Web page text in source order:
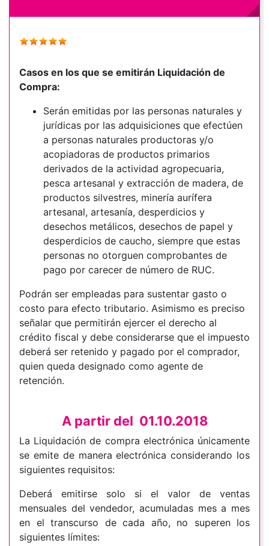
Casos en los que se emitirán Liquidación de
Compra:
Serán emitidas por las personas naturales y
jurídicas por las adquisiciones que efectúen
a personas naturales productoras y/o
acopiadoras de productos primarios
derivados de la actividad agropecuaria,
pesca artesanal y extracción de madera, de
productos silvestres, minería aurífera
artesanal, artesanía, desperdicios y
desechos metálicos, desechos de papel y
desperdicios de caucho, siempre que estas
personas no otorguen comprobantes de
pago por carecer de número de RUC.
Podrán ser empleadas para sustentar gasto o
costo para efecto tributario. Asimismo es preciso
señalar que permitirán ejercer el derecho al
crédito fiscal y debe considerarse que el impuesto
deberá ser retenido y pagado por el comprador,
quien queda designado como agente de
retención.
A partir del 01.10.2018
La Liquidación de compra electrónica únicamente
se emite de manera electrónica considerando los
siguientes requisitos:
Deberá emitirse solo si el valor de ventas
mensuales del vendedor, acumuladas mes a mes
en el transcurso de cada año, no superen los
siguientes límites: